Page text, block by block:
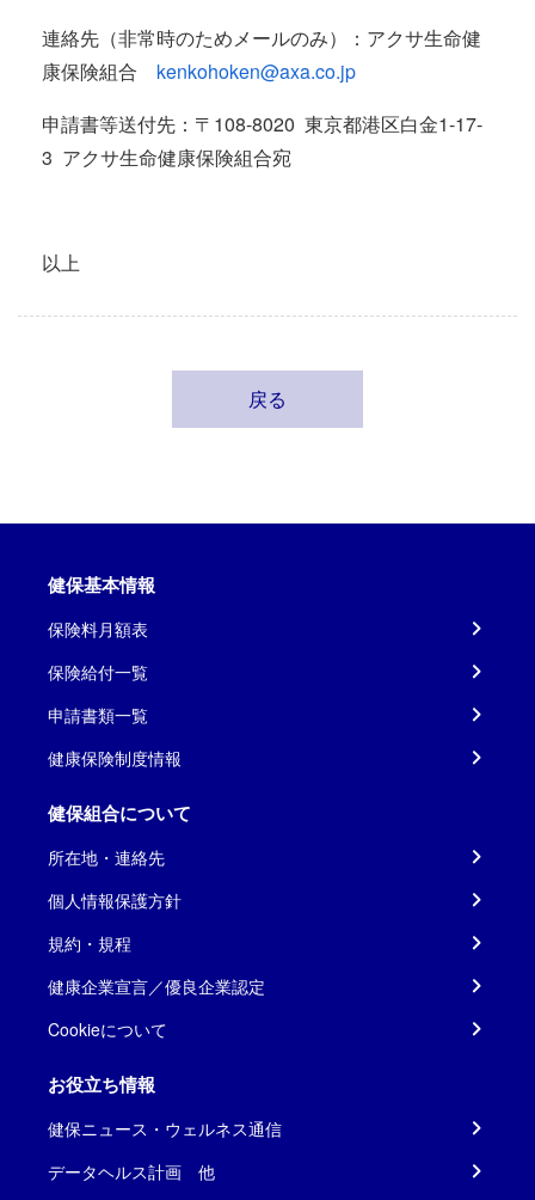
連絡先（非常時のためメールのみ）：アクサ生命健
康保険組合 kenkohoken@axa.co.jp
申請書等送付先：〒108-8020 東京都港区白金1-17-
3 アクサ生命健康保険組合宛
以上
戻る
健保基本情報
保険料月額表
保険給付一覧
申請書類一覧
健康保険制度情報
健保組合について
所在地・連絡先
個人情報保護方針
規約・規程
健康企業宣言／優良企業認定
Cookieについて
お役立ち情報
健保ニュース・ウェルネス通信
データヘルス計画 他